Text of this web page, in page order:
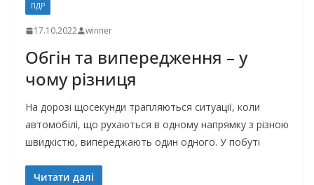
ПДР
17.10.2022 winner
Обгін та випередження – у
чому різниця
На дорозі щосекунди трапляються ситуації, коли
автомобілі, що рухаються в одному напрямку з різною
швидкістю, випереджають один одного. У побуті
Читати далі